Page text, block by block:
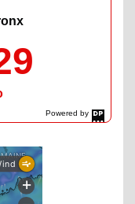
Powered by
DaysPedia.com